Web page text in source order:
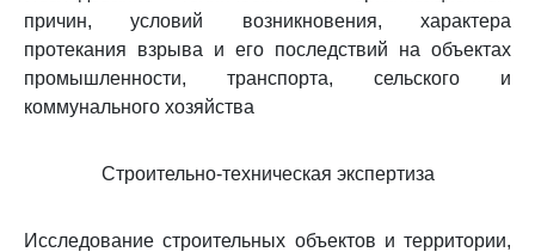
причин, условий возникновения, характера
протекания взрыва и его последствий на объектах
промышленности, транспорта, сельского и
коммунального хозяйства
Строительно-техническая экспертиза
Исследование строительных объектов и территории,